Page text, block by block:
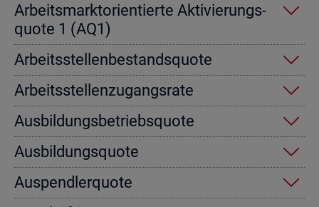
Ar­beits­markt­ori­en­tier­te Ak­ti­vie­rungs­
quo­te 1 (AQ1)
Ar­beits­stel­len­be­stands­quo­te
Ar­beits­stel­len­zu­gangs­ra­te
Aus­bil­dungs­be­triebs­quo­te
Aus­bil­dungs­quo­te
Aus­pend­ler­quo­te